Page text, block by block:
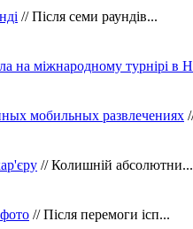
// Після семи раундів...
на міжнародному турнірі в
мобильных развлечениях
// Колишній абсолютни...
// Після перемоги ісп...